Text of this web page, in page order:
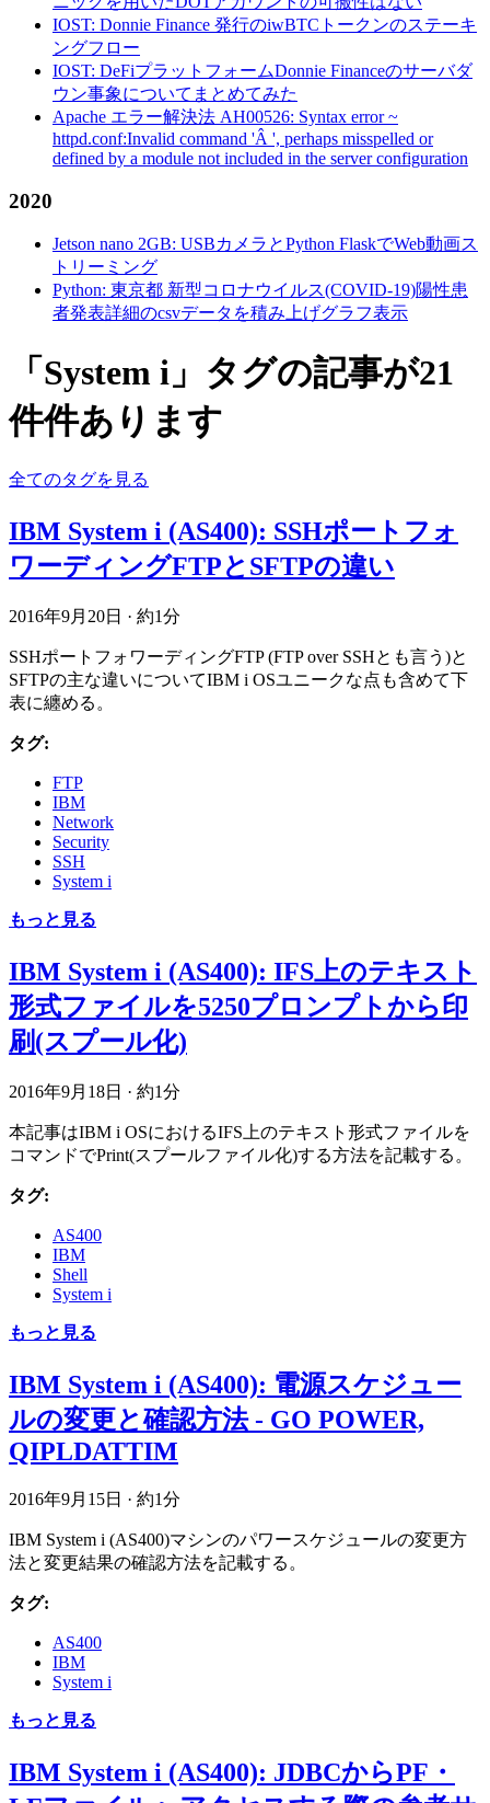
IOST: Donnie Finance 発行のiwBTCトークンのステーキ
ングフロー
IOST: DeFiプラットフォームDonnie Financeのサーバダ
ウン事象についてまとめてみた
Apache エラー解決法 AH00526: Syntax error ~
httpd.conf:Invalid command 'Â ', perhaps misspelled or
defined by a module not included in the server configuration
2020
Jetson nano 2GB: USBカメラとPython FlaskでWeb動画ス
トリーミング
Python: 東京都 新型コロナウイルス(COVID-19)陽性患
者発表詳細のcsvデータを積み上げグラフ表示
「System i」タグの記事が21
件件あります
全てのタグを見る
IBM System i (AS400): SSHポートフォ
ワーディングFTPとSFTPの違い
2016年9月20日 · 約1分
SSHポートフォワーディングFTP (FTP over SSHとも言う)と
SFTPの主な違いについてIBM i OSユニークな点も含めて下
表に纏める。
タグ:
FTP
IBM
Network
Security
SSH
System i
もっと見る
IBM System i (AS400): IFS上のテキスト
形式ファイルを5250プロンプトから印
刷(スプール化)
2016年9月18日 · 約1分
本記事はIBM i OSにおけるIFS上のテキスト形式ファイルを
コマンドでPrint(スプールファイル化)する方法を記載する。
タグ:
AS400
IBM
Shell
System i
もっと見る
IBM System i (AS400): 電源スケジュー
ルの変更と確認方法 - GO POWER,
QIPLDATTIM
2016年9月15日 · 約1分
IBM System i (AS400)マシンのパワースケジュールの変更方
法と変更結果の確認方法を記載する。
タグ:
AS400
IBM
System i
もっと見る
IBM System i (AS400): JDBCからPF・